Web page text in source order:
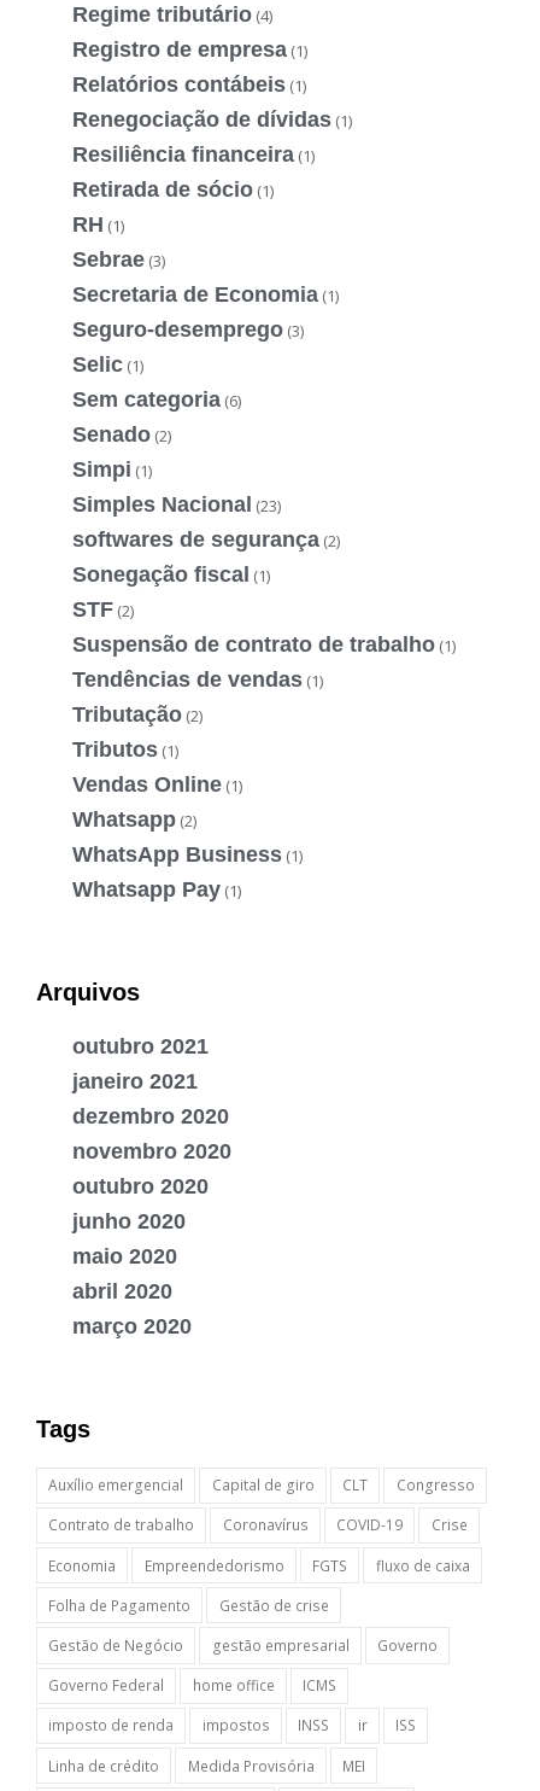
Regime tributário (4)
Registro de empresa (1)
Relatórios contábeis (1)
Renegociação de dívidas (1)
Resiliência financeira (1)
Retirada de sócio (1)
RH (1)
Sebrae (3)
Secretaria de Economia (1)
Seguro-desemprego (3)
Selic (1)
Sem categoria (6)
Senado (2)
Simpi (1)
Simples Nacional (23)
softwares de segurança (2)
Sonegação fiscal (1)
STF (2)
Suspensão de contrato de trabalho (1)
Tendências de vendas (1)
Tributação (2)
Tributos (1)
Vendas Online (1)
Whatsapp (2)
WhatsApp Business (1)
Whatsapp Pay (1)
Arquivos
outubro 2021
janeiro 2021
dezembro 2020
novembro 2020
outubro 2020
junho 2020
maio 2020
abril 2020
março 2020
Tags
Auxílio emergencial Capital de giro CLT
Congresso
Contrato de trabalho
Coronavírus COVID-19
Crise
Economia
Empreendedorismo FGTS
fluxo de caixa
Folha de Pagamento
Gestão de crise
Gestão de Negócio
gestão empresarial
Governo
Governo Federal
home office
ICMS
imposto de renda
impostos INSS ir
ISS
Linha de crédito
Medida Provisória
MEI